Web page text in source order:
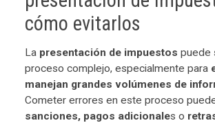
cómo evitarlos
La presentación de impuestos puede
proceso complejo, especialmente para
manejan grandes volúmenes de
Cometer errores en este proceso
sanciones, pagos adicionales o